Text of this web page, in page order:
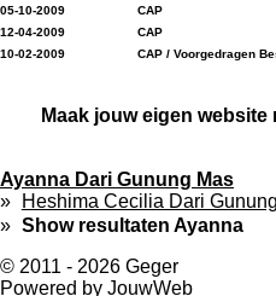
05-10-2009 CAP
12-04-2009 CAP
10-02-2009 CAP / Voorgedragen Best
Maak jouw eigen website
Ayanna Dari Gunung Mas
Heshima Cecilia Dari
Show resultaten Ayanna
© 2011 - 2026 Geger
Powered by JouwWeb